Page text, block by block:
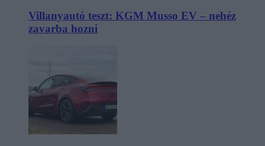
Villanyautó teszt: KGM Musso EV – nehéz
zavarba hozni